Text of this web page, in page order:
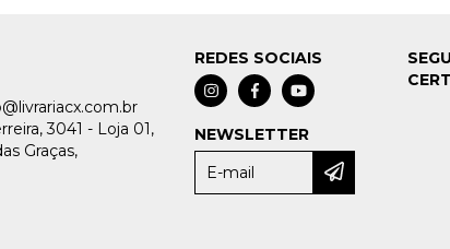
3041 - Loja 01,
Graças,
REDES SOCIAIS
NEWSLETTER